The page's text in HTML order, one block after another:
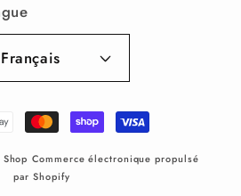
Français
Commerce électronique propulsé
par Shopify